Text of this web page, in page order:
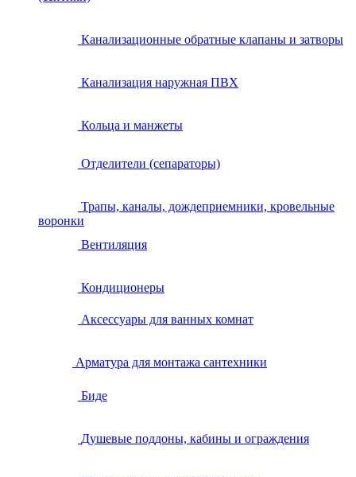
Канализационные обратные клапаны и затворы
Канализация наружная ПВХ
Кольца и манжеты
Отделители (сепараторы)
Трапы, каналы, дождеприемники, кровельные
воронки
Вентиляция
Кондиционеры
Аксессуары для ванных комнат
Арматура для монтажа сантехники
Биде
Душевые поддоны, кабины и ограждения